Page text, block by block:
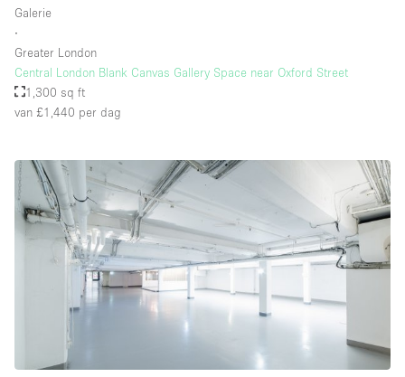
Galerie
∙
Greater London
Central London Blank Canvas Gallery Space near Oxford Street
1,300 sq ft
van £1,440 per dag